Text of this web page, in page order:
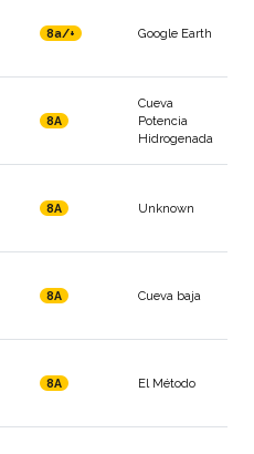
8a/+ Google Earth
8A
Cueva
Potencia
Hidrogenada
8A Unknown
8A Cueva baja
8A El Método